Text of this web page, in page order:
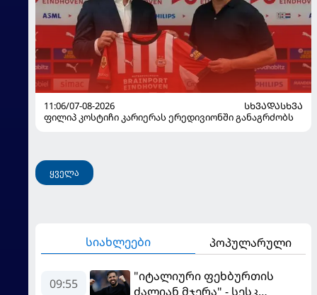
11:06/07-08-2026
ᲡᲮᲕᲐᲓᲐᲡᲮᲕᲐ
ფილიპ კოსტიჩი კარიერას ერედივიონში განაგრძობს
ყველა
სიახლეები პოპულარული
09:55
"იტალიური ფეხბურთის
ძალიან მჯერა" - სესკ